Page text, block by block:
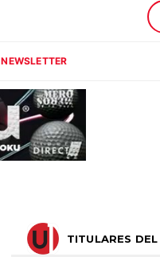
NEWSLETTER
TITULARES